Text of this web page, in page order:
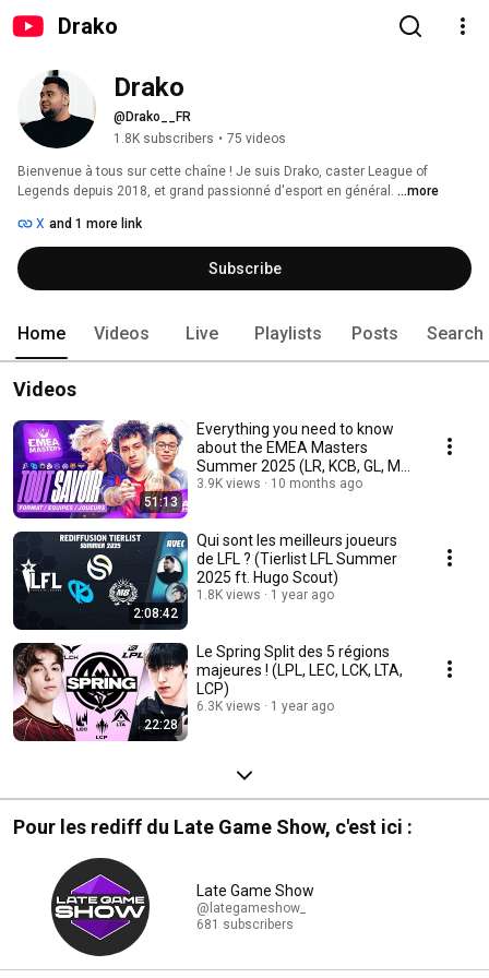
Drako
Drako
@Drako__FR
1.8K subscribers • 75 videos
Bienvenue à tous sur cette chaîne ! Je suis Drako, caster League of
Legends depuis 2018, et grand passionné d'esport en général. ...more
X and 1 more link
Subscribe
Home Videos Live Playlists Posts Search
Videos
51:13
Everything you need to know
about the EMEA Masters
Summer 2025 (LR, KCB, GL, M8,
HRTS, VITB...)
3.9K views 10 months ago
2:08:42
Qui sont les meilleurs joueurs
de LFL ? (Tierlist LFL Summer
2025 ft. Hugo Scout)
1.8K views 1 year ago
22:28
Le Spring Split des 5 régions
majeures ! (LPL, LEC, LCK, LTA,
LCP)
6.3K views 1 year ago
Pour les rediff du Late Game Show, c'est ici :
Late Game Show
@lategameshow_
681 subscribers